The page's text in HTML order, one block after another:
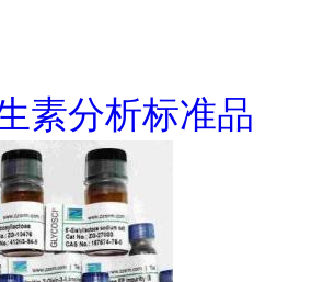
素分析标准品